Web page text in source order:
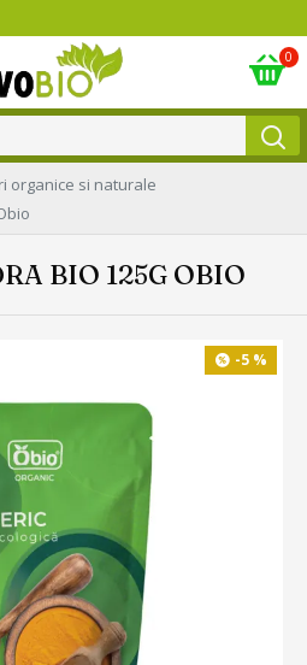
0
organice si naturale
BIO 125G OBIO
-5 %